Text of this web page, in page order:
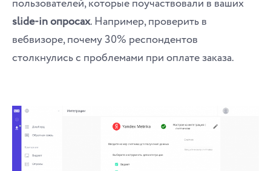
пользователей, которые поучаствовали в ваших
slide-in опросах. Например, проверить в
вебвизоре, почему 30% респондентов
столкнулись с проблемами при оплате заказа.